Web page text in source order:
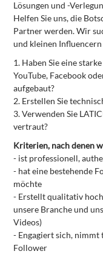
Lösungen und -
Helfen Sie uns, die
Partner werden. Wir
und kleinen
1. Haben Sie eine
YouTube, Facebook
aufgebaut?
2. Erstellen Sie
3.Verwenden Sie
vertraut?
Kriterien, nach denen
- ist professionell,
- hat eine bestehende
möchte
- Erstellt qualitativ
unsere Branche und
Videos)
- Engagiert sich,
Follower